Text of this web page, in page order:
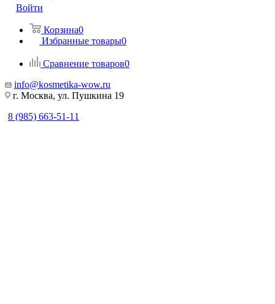
Войти
Корзина0
Избранные товары0
Сравнение товаров0
info@kosmetika-wow.ru
г. Москва, ул. Пушкина 19
8 (985) 663-51-11